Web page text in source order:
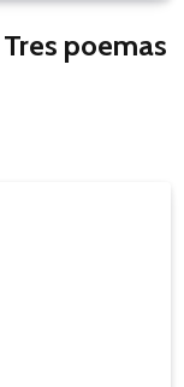
poemas